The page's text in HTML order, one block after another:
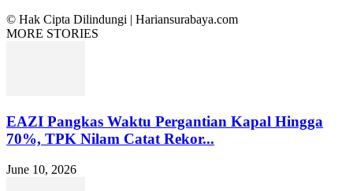
© Hak Cipta Dilindungi | Hariansurabaya.com
MORE STORIES
EAZI Pangkas Waktu Pergantian Kapal Hingga
70%, TPK Nilam Catat Rekor...
June 10, 2026